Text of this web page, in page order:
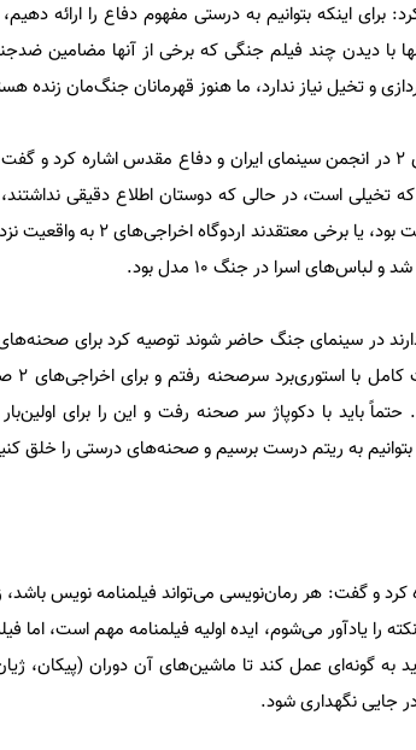
برای اینکه بتوانیم به درستی مفهوم دفاع را ارائه
با دیدن چند فیلم جنگی که برخی از آنها مضامین
و تخیل نیاز ندارد، ما هنوز قهرمانان جنگ‌مان زنده
وی در ادامه به طرح رد شده اخراجی‌های 2 در انجمن سینمای ایران و دفاع مقدس
شد و اخراجی‌های 2 کاملاً براساس
اسرا در جنگ 10 مدل بود.
در سینمای جنگ حاضر شوند توصیه کرد برای
حتماً باید با دکوپاژ سر صحنه رفت و این را برای
کرد و گفت: هر رمان‌نویسی می‌تواند فیلمنامه نویس
را یادآور می‌شوم، ایده اولیه فیلمنامه مهم است، اما
گونه‌ای عمل کند تا ماشین‌های آن دوران (پیکان،
جایی نگهداری شود.